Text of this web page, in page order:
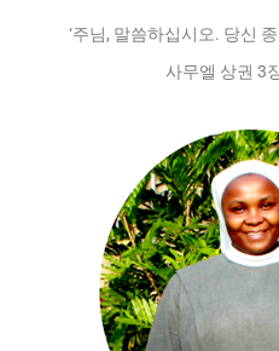
‘주님, 말씀하십시오. 당신
사무엘 상권 3